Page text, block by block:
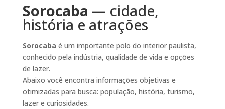
Sorocaba — cidade,
história e atrações
Sorocaba é um importante polo do interior paulista,
conhecido pela indústria, qualidade de vida e opções
de lazer.
Abaixo você encontra informações objetivas e
otimizadas para busca: população, história, turismo,
lazer e curiosidades.